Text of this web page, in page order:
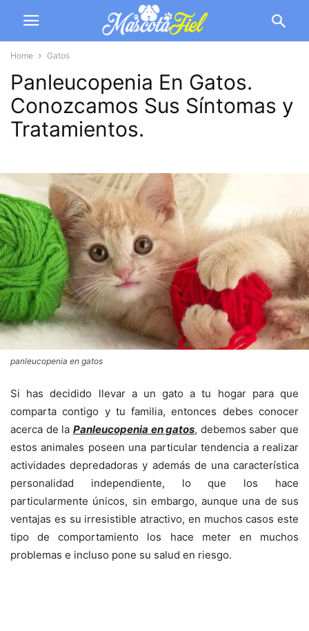
Home Gatos
Panleucopenia En Gatos.
Conozcamos Sus Síntomas y
Tratamientos.
panleucopenia en gatos
Si has decidido llevar a un gato a tu hogar para que
comparta contigo y tu familia, entonces debes conocer
acerca de la Panleucopenia en gatos, debemos saber que
estos animales poseen una particular tendencia a realizar
actividades depredadoras y además de una característica
personalidad independiente, lo que los hace
particularmente únicos, sin embargo, aunque una de sus
ventajas es su irresistible atractivo, en muchos casos este
tipo de comportamiento los hace meter en muchos
problemas e incluso pone su salud en riesgo.